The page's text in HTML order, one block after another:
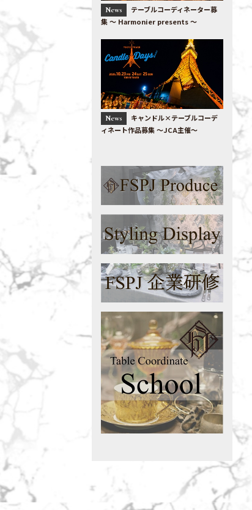
News
テーブルコーディネーター募
集 〜 Harmonier presents 〜
News
キャンドル×テーブルコーデ
ィネート作品募集 ～JCA主催～